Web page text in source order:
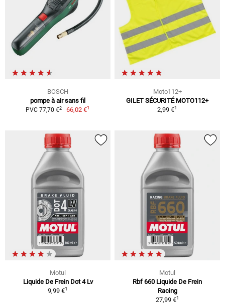
BOSCH
pompe à air sans fil
PVC 77,70 €2 66,02 €1
Moto112+
GILET SÉCURITÉ MOTO112+
2,99 €1
Motul
Liquide De Frein Dot 4 Lv
9,99 €1
Motul
Rbf 660 Liquide De Frein
Racing
27,99 €1